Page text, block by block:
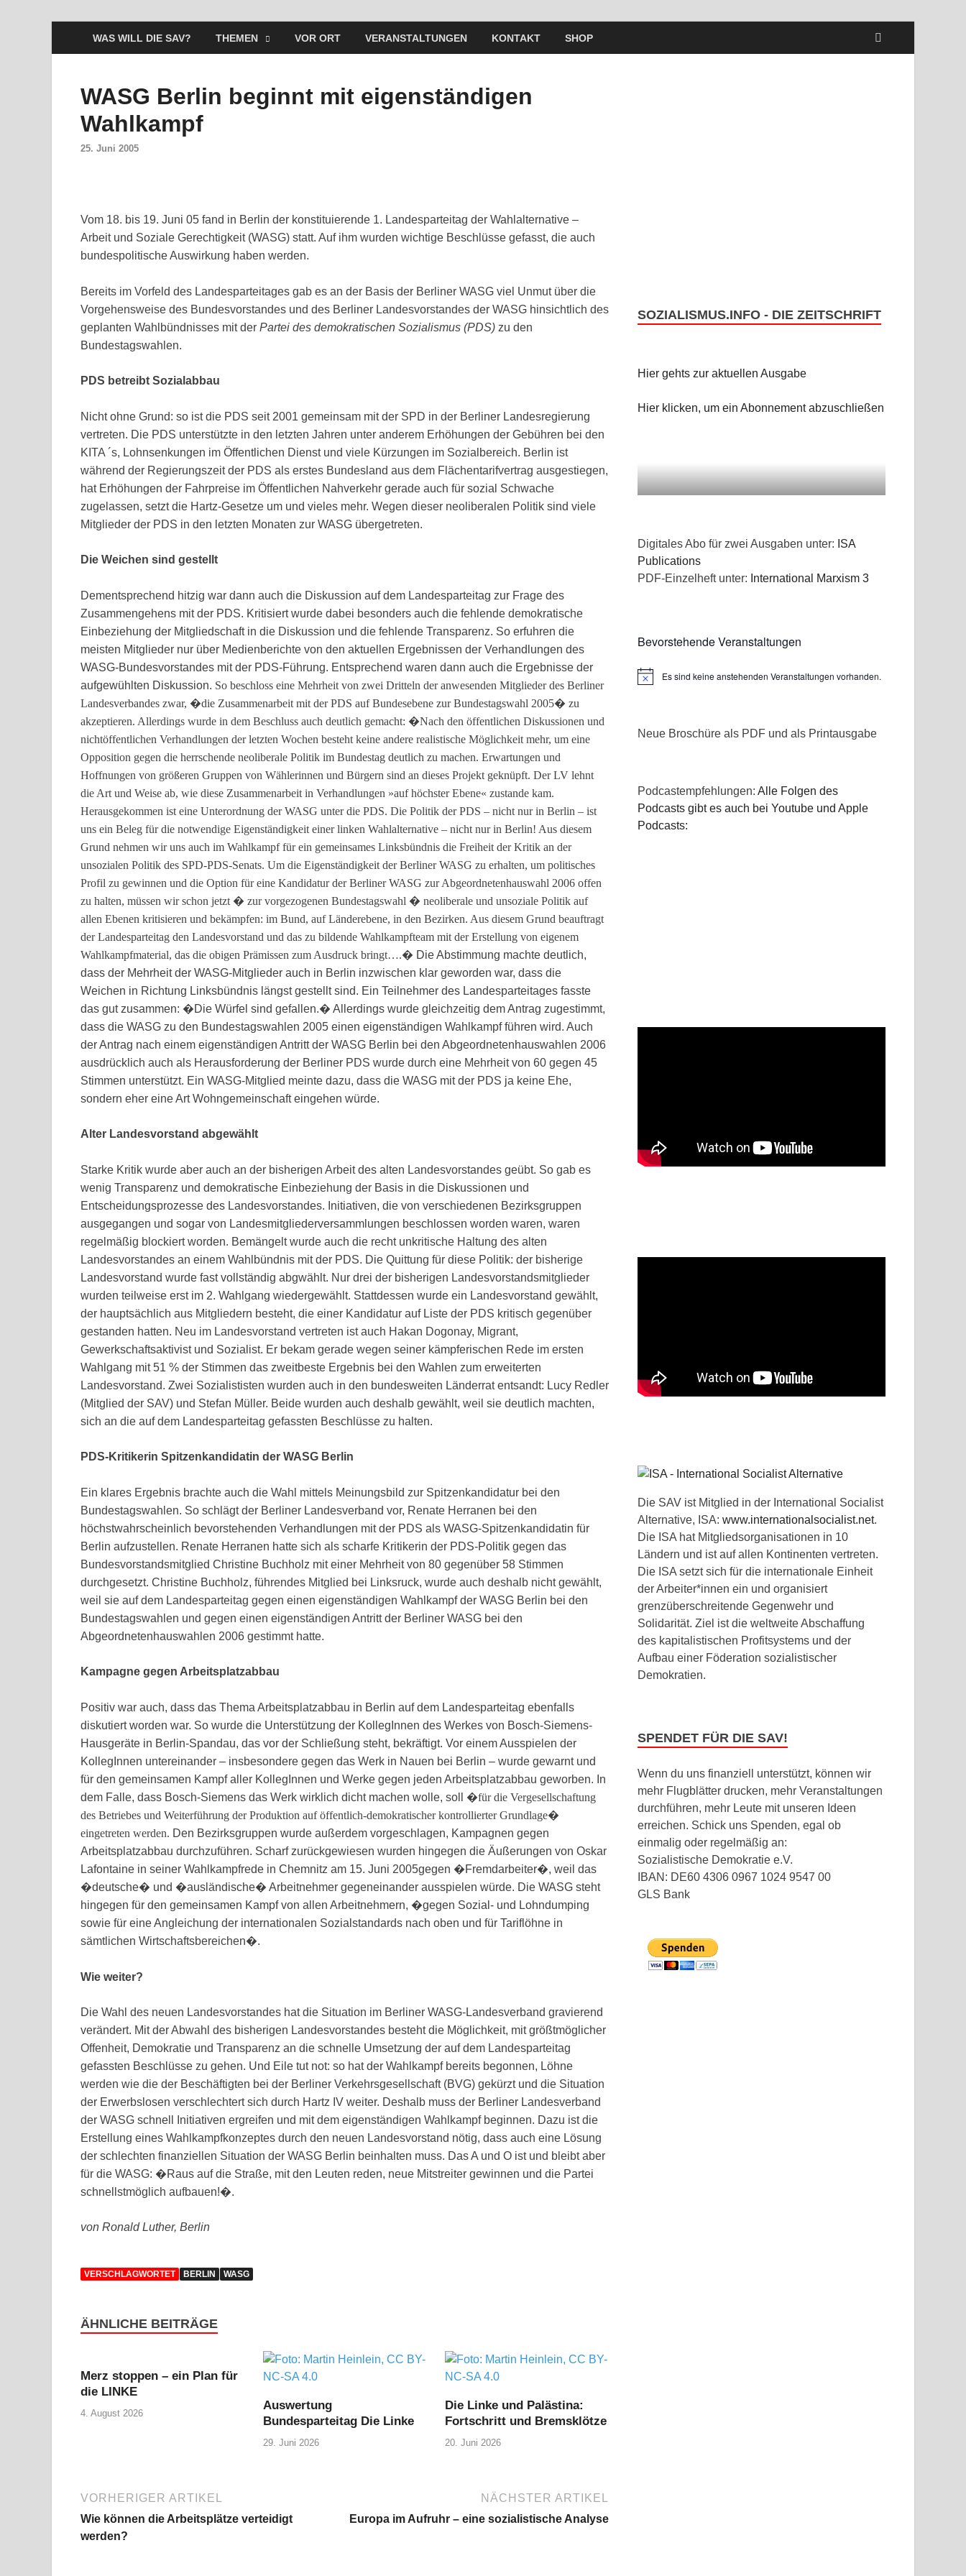
WAS WILL DIE SAV? THEMEN VOR ORT VERANSTALTUNGEN KONTAKT SHOP
WASG Berlin beginnt mit eigenständigen
Wahlkampf
25. Juni 2005
Vom 18. bis 19. Juni 05 fand in Berlin der konstituierende 1. Landesparteitag der Wahlalternative –
Arbeit und Soziale Gerechtigkeit (WASG) statt. Auf ihm wurden wichtige Beschlüsse gefasst, die auch
bundespolitische Auswirkung haben werden.
Bereits im Vorfeld des Landesparteitages gab es an der Basis der Berliner WASG viel Unmut über die
Vorgehensweise des Bundesvorstandes und des Berliner Landesvorstandes der WASG hinsichtlich des
geplanten Wahlbündnisses mit der Partei des demokratischen Sozialismus (PDS) zu den
Bundestagswahlen.
PDS betreibt Sozialabbau
Nicht ohne Grund: so ist die PDS seit 2001 gemeinsam mit der SPD in der Berliner Landesregierung
vertreten. Die PDS unterstützte in den letzten Jahren unter anderem Erhöhungen der Gebühren bei den
KITA ´s, Lohnsenkungen im Öffentlichen Dienst und viele Kürzungen im Sozialbereich. Berlin ist
während der Regierungszeit der PDS als erstes Bundesland aus dem Flächentarifvertrag ausgestiegen,
hat Erhöhungen der Fahrpreise im Öffentlichen Nahverkehr gerade auch für sozial Schwache
zugelassen, setzt die Hartz-Gesetze um und vieles mehr. Wegen dieser neoliberalen Politik sind viele
Mitglieder der PDS in den letzten Monaten zur WASG übergetreten.
Die Weichen sind gestellt
Dementsprechend hitzig war dann auch die Diskussion auf dem Landesparteitag zur Frage des
Zusammengehens mit der PDS. Kritisiert wurde dabei besonders auch die fehlende demokratische
Einbeziehung der Mitgliedschaft in die Diskussion und die fehlende Transparenz. So erfuhren die
meisten Mitglieder nur über Medienberichte von den aktuellen Ergebnissen der Verhandlungen des
WASG-Bundesvorstandes mit der PDS-Führung. Entsprechend waren dann auch die Ergebnisse der
aufgewühlten Diskussion. So beschloss eine Mehrheit von zwei Dritteln der anwesenden Mitglieder des Berliner
Landesverbandes zwar, �die Zusammenarbeit mit der PDS auf Bundesebene zur Bundestagswahl 2005� zu
akzeptieren. Allerdings wurde in dem Beschluss auch deutlich gemacht: �Nach den öffentlichen Diskussionen und
nichtöffentlichen Verhandlungen der letzten Wochen besteht keine andere realistische Möglichkeit mehr, um eine
Opposition gegen die herrschende neoliberale Politik im Bundestag deutlich zu machen. Erwartungen und
Hoffnungen von größeren Gruppen von Wählerinnen und Bürgern sind an dieses Projekt geknüpft. Der LV lehnt
die Art und Weise ab, wie diese Zusammenarbeit in Verhandlungen »auf höchster Ebene« zustande kam.
Herausgekommen ist eine Unterordnung der WASG unter die PDS. Die Politik der PDS – nicht nur in Berlin – ist
uns ein Beleg für die notwendige Eigenständigkeit einer linken Wahlalternative – nicht nur in Berlin! Aus diesem
Grund nehmen wir uns auch im Wahlkampf für ein gemeinsames Linksbündnis die Freiheit der Kritik an der
unsozialen Politik des SPD-PDS-Senats. Um die Eigenständigkeit der Berliner WASG zu erhalten, um politisches
Profil zu gewinnen und die Option für eine Kandidatur der Berliner WASG zur Abgeordnetenhauswahl 2006 offen
zu halten, müssen wir schon jetzt � zur vorgezogenen Bundestagswahl � neoliberale und unsoziale Politik auf
allen Ebenen kritisieren und bekämpfen: im Bund, auf Länderebene, in den Bezirken. Aus diesem Grund beauftragt
der Landesparteitag den Landesvorstand und das zu bildende Wahlkampfteam mit der Erstellung von eigenem
Wahlkampfmaterial, das die obigen Prämissen zum Ausdruck bringt….� Die Abstimmung machte deutlich,
dass der Mehrheit der WASG-Mitglieder auch in Berlin inzwischen klar geworden war, dass die
Weichen in Richtung Linksbündnis längst gestellt sind. Ein Teilnehmer des Landesparteitages fasste
das gut zusammen: �Die Würfel sind gefallen.� Allerdings wurde gleichzeitig dem Antrag zugestimmt,
dass die WASG zu den Bundestagswahlen 2005 einen eigenständigen Wahlkampf führen wird. Auch
der Antrag nach einem eigenständigen Antritt der WASG Berlin bei den Abgeordnetenhauswahlen 2006
ausdrücklich auch als Herausforderung der Berliner PDS wurde durch eine Mehrheit von 60 gegen 45
Stimmen unterstützt. Ein WASG-Mitglied meinte dazu, dass die WASG mit der PDS ja keine Ehe,
sondern eher eine Art Wohngemeinschaft eingehen würde.
Alter Landesvorstand abgewählt
Starke Kritik wurde aber auch an der bisherigen Arbeit des alten Landesvorstandes geübt. So gab es
wenig Transparenz und demokratische Einbeziehung der Basis in die Diskussionen und
Entscheidungsprozesse des Landesvorstandes. Initiativen, die von verschiedenen Bezirksgruppen
ausgegangen und sogar von Landesmitgliederversammlungen beschlossen worden waren, waren
regelmäßig blockiert worden. Bemängelt wurde auch die recht unkritische Haltung des alten
Landesvorstandes an einem Wahlbündnis mit der PDS. Die Quittung für diese Politik: der bisherige
Landesvorstand wurde fast vollständig abgwählt. Nur drei der bisherigen Landesvorstandsmitglieder
wurden teilweise erst im 2. Wahlgang wiedergewählt. Stattdessen wurde ein Landesvorstand gewählt,
der hauptsächlich aus Mitgliedern besteht, die einer Kandidatur auf Liste der PDS kritisch gegenüber
gestanden hatten. Neu im Landesvorstand vertreten ist auch Hakan Dogonay, Migrant,
Gewerkschaftsaktivist und Sozialist. Er bekam gerade wegen seiner kämpferischen Rede im ersten
Wahlgang mit 51 % der Stimmen das zweitbeste Ergebnis bei den Wahlen zum erweiterten
Landesvorstand. Zwei Sozialististen wurden auch in den bundesweiten Länderrat entsandt: Lucy Redler
(Mitglied der SAV) und Stefan Müller. Beide wurden auch deshalb gewählt, weil sie deutlich machten,
sich an die auf dem Landesparteitag gefassten Beschlüsse zu halten.
PDS-Kritikerin Spitzenkandidatin der WASG Berlin
Ein klares Ergebnis brachte auch die Wahl mittels Meinungsbild zur Spitzenkandidatur bei den
Bundestagswahlen. So schlägt der Berliner Landesverband vor, Renate Herranen bei den
höchstwahrscheinlich bevorstehenden Verhandlungen mit der PDS als WASG-Spitzenkandidatin für
Berlin aufzustellen. Renate Herranen hatte sich als scharfe Kritikerin der PDS-Politik gegen das
Bundesvorstandsmitglied Christine Buchholz mit einer Mehrheit von 80 gegenüber 58 Stimmen
durchgesetzt. Christine Buchholz, führendes Mitglied bei Linksruck, wurde auch deshalb nicht gewählt,
weil sie auf dem Landesparteitag gegen einen eigenständigen Wahlkampf der WASG Berlin bei den
Bundestagswahlen und gegen einen eigenständigen Antritt der Berliner WASG bei den
Abgeordnetenhauswahlen 2006 gestimmt hatte.
Kampagne gegen Arbeitsplatzabbau
Positiv war auch, dass das Thema Arbeitsplatzabbau in Berlin auf dem Landesparteitag ebenfalls
diskutiert worden war. So wurde die Unterstützung der KollegInnen des Werkes von Bosch-Siemens-
Hausgeräte in Berlin-Spandau, das vor der Schließung steht, bekräftigt. Vor einem Ausspielen der
KollegInnen untereinander – insbesondere gegen das Werk in Nauen bei Berlin – wurde gewarnt und
für den gemeinsamen Kampf aller KollegInnen und Werke gegen jeden Arbeitsplatzabbau geworben. In
dem Falle, dass Bosch-Siemens das Werk wirklich dicht machen wolle, soll �für die Vergesellschaftung
des Betriebes und Weiterführung der Produktion auf öffentlich-demokratischer kontrollierter Grundlage�
eingetreten werden. Den Bezirksgruppen wurde außerdem vorgeschlagen, Kampagnen gegen
Arbeitsplatzabbau durchzuführen. Scharf zurückgewiesen wurden hingegen die Äußerungen von Oskar
Lafontaine in seiner Wahlkampfrede in Chemnitz am 15. Juni 2005gegen �Fremdarbeiter�, weil das
�deutsche� und �ausländische� Arbeitnehmer gegeneinander ausspielen würde. Die WASG steht
hingegen für den gemeinsamen Kampf von allen Arbeitnehmern, �gegen Sozial- und Lohndumping
sowie für eine Angleichung der internationalen Sozialstandards nach oben und für Tariflöhne in
sämtlichen Wirtschaftsbereichen�.
Wie weiter?
Die Wahl des neuen Landesvorstandes hat die Situation im Berliner WASG-Landesverband gravierend
verändert. Mit der Abwahl des bisherigen Landesvorstandes besteht die Möglichkeit, mit größtmöglicher
Offenheit, Demokratie und Transparenz an die schnelle Umsetzung der auf dem Landesparteitag
gefassten Beschlüsse zu gehen. Und Eile tut not: so hat der Wahlkampf bereits begonnen, Löhne
werden wie die der Beschäftigten bei der Berliner Verkehrsgesellschaft (BVG) gekürzt und die Situation
der Erwerbslosen verschlechtert sich durch Hartz IV weiter. Deshalb muss der Berliner Landesverband
der WASG schnell Initiativen ergreifen und mit dem eigenständigen Wahlkampf beginnen. Dazu ist die
Erstellung eines Wahlkampfkonzeptes durch den neuen Landesvorstand nötig, dass auch eine Lösung
der schlechten finanziellen Situation der WASG Berlin beinhalten muss. Das A und O ist und bleibt aber
für die WASG: �Raus auf die Straße, mit den Leuten reden, neue Mitstreiter gewinnen und die Partei
schnellstmöglich aufbauen!�.
von Ronald Luther, Berlin
VERSCHLAGWORTET BERLIN WASG
ÄHNLICHE BEITRÄGE
Merz stoppen – ein Plan für
die LINKE
4. August 2026
Auswertung
Bundesparteitag Die Linke
29. Juni 2026
Die Linke und Palästina:
Fortschritt und Bremsklötze
20. Juni 2026
VORHERIGER ARTIKEL
Wie können die Arbeitsplätze verteidigt
werden?
NÄCHSTER ARTIKEL
Europa im Aufruhr – eine sozialistische Analyse
SOZIALISMUS.INFO - DIE ZEITSCHRIFT
Hier gehts zur aktuellen Ausgabe
Hier klicken, um ein Abonnement abzuschließen
Digitales Abo für zwei Ausgaben unter: ISA
Publications
PDF-Einzelheft unter: International Marxism 3
Bevorstehende Veranstaltungen
HinweisEs sind keine anstehenden Veranstaltungen vorhanden.
Neue Broschüre als PDF und als Printausgabe
Podcastempfehlungen:Alle Folgen des
Podcasts gibt es auch bei Youtube und Apple
Podcasts:
Die SAV ist Mitglied in der International Socialist
Alternative, ISA:www.internationalsocialist.net.
Die ISA hat Mitgliedsorganisationen in 10
Ländern und ist auf allen Kontinenten vertreten.
Die ISA setzt sich für die internationale Einheit
der Arbeiter*innen ein und organisiert
grenzüberschreitende Gegenwehr und
Solidarität. Ziel ist die weltweite Abschaffung
des kapitalistischen Profitsystems und der
Aufbau einer Föderation sozialistischer
Demokratien.
SPENDET FÜR DIE SAV!
Wenn du uns finanziell unterstützt, können wir
mehr Flugblätter drucken, mehr Veranstaltungen
durchführen, mehr Leute mit unseren Ideen
erreichen. Schick uns Spenden, egal ob
einmalig oder regelmäßig an:
Sozialistische Demokratie e.V.
IBAN: DE60 4306 0967 1024 9547 00
GLS Bank